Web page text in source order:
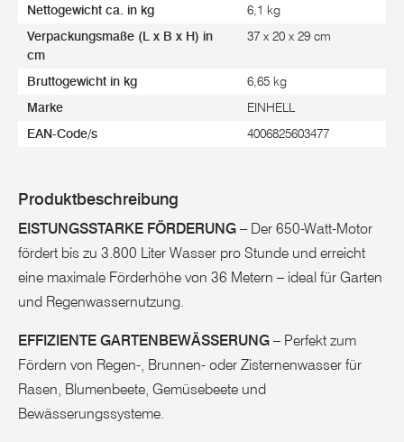
Nettogewicht ca. in kg 6,1 kg
Verpackungsmaße (L x B x H) in
cm
37 x 20 x 29 cm
Bruttogewicht in kg 6,65 kg
Marke EINHELL
EAN-Code/s 4006825603477
Produktbeschreibung
EISTUNGSSTARKE FÖRDERUNG – Der 650-Watt-Motor
fördert bis zu 3.800 Liter Wasser pro Stunde und erreicht
eine maximale Förderhöhe von 36 Metern – ideal für Garten
und Regenwassernutzung.
EFFIZIENTE GARTENBEWÄSSERUNG – Perfekt zum
Fördern von Regen-, Brunnen- oder Zisternenwasser für
Rasen, Blumenbeete, Gemüsebeete und
Bewässerungssysteme.